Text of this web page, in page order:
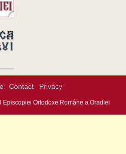
Contact Privacy
Ortodoxe Române a Oradiei